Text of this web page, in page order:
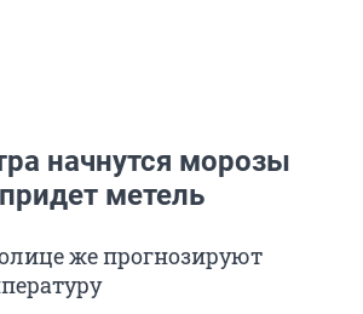
начнутся морозы
метель
же прогнозируют